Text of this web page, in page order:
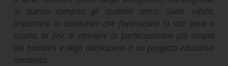
in questo compito gli studenti stessi. Sono, infatti,
importanti le condizioni che favoriscono lo star bene a
scuola, al fine di ottenere la partecipazione più ampia
dei bambini e degli adolescenti a un progetto educativo
condiviso.